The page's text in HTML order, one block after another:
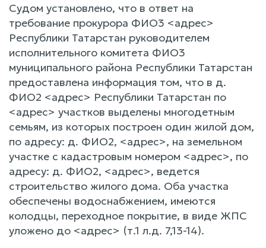
Судом установлено, что в ответ на
требование прокурора ФИО3 <адрес>
Республики Татарстан руководителем
исполнительного комитета ФИО3
муниципального района Республики Татарстан
предоставлена информация том, что в д.
ФИО2 <адрес> Республики Татарстан по
<адрес> участков выделены многодетным
семьям, из которых построен один жилой дом,
по адресу: д. ФИО2, <адрес>, на земельном
участке с кадастровым номером <адрес>, по
адресу: д. ФИО2, <адрес>, ведется
строительство жилого дома. Оба участка
обеспечены водоснабжением, имеются
колодцы, переходное покрытие, в виде ЖПС
уложено до <адрес> (т.1 л.д. 7,13-14).